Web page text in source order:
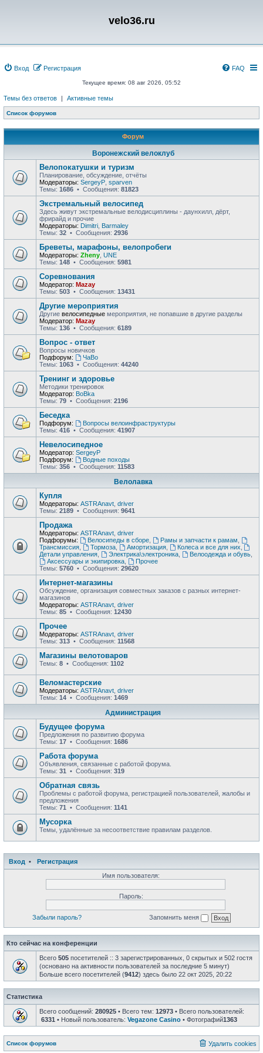
velo36.ru
Вход Регистрация FAQ
Текущее время: 08 авг 2026, 05:52
Темы без ответов | Активные темы
Список форумов
Форум
Воронежский велоклуб
Велопокатушки и туризм
Планирование, обсуждение, отчёты
Модераторы: SergeyP sparven
Темы: 1686 • Сообщения: 81823
Экстремальный велосипед
Здесь живут экстремальные велодисциплины - даунхилл, дёрт,
фрирайд и прочие
Модераторы: Dimitri Barmaley
Темы: 32 • Сообщения: 2936
Бреветы, марафоны, велопробеги
Модераторы: Zheny UNE
Темы: 148 • Сообщения: 5981
Соревнования
Модератор: Mazay
Темы: 503 • Сообщения: 13431
Другие мероприятия
Другие велосипедные мероприятия, не попавшие в другие разделы
Модератор: Mazay
Темы: 136 • Сообщения: 6189
Вопрос - ответ
Вопросы новичков
Подфорум:
ЧаВо
Темы: 1063 • Сообщения: 44240
Тренинг и здоровье
Методики тренировок
Модератор: BoBka
Темы: 79 • Сообщения: 2196
Беседка
Подфорум:
Вопросы велоинфраструктуры
Темы: 416 • Сообщения: 41907
Невелосипедное
Модератор: SergeyP
Подфорум:
Водные походы
Темы: 356 • Сообщения: 11583
Велолавка
Купля
Модераторы: ASTRAnavt driver
Темы: 2189 • Сообщения: 9641
Продажа
Модераторы: ASTRAnavt driver
Подфорумы:
Велосипеды в сборе, Рамы и запчасти к рамам
Трансмиссия
Тормоза, Амортизация, Колеса и все для них
Детали управления
Электрика\электроника, Велоодежда и обувь,
Аксессуары и экипировка,
Прочее
Темы: 5760 • Сообщения: 29620
Интернет-магазины
Обсуждение, организация совместных заказов с разных интернет-
магазинов
Модераторы: ASTRAnavt driver
Темы: 85 • Сообщения: 12430
Прочее
Модераторы: ASTRAnavt driver
Темы: 313 • Сообщения: 11568
Магазины велотоваров
Темы: 8 • Сообщения: 1102
Веломастерские
Модераторы: ASTRAnavt driver
Темы: 14 • Сообщения: 1469
Администрация
Будущее форума
Предложения по развитию форума
Темы: 17 • Сообщения: 1686
Работа форума
Объявления, связанные с работой форума.
Темы: 31 • Сообщения: 319
Обратная связь
Проблемы с работой форума, регистрацией пользователей, жалобы и
предложения
Темы: 71 • Сообщения: 1141
Мусорка
Темы, удалённые за несоответствие правилам разделов.
Вход •
Регистрация
Имя пользователя:
Пароль:
Забыли пароль? Запомнить меня
Кто сейчас на конференции
Всего 505 посетителей :: 3 зарегистрированных, 0 скрытых и 502 гостя
(основано на активности пользователей за последние 5 минут)
Больше всего посетителей (9412) здесь было 22 окт 2025, 20:22
Статистика
Всего сообщений: 280925 • Всего тем: 12973 • Всего пользователей:
6331 • Новый пользователь: Vegazone Casino • Фотографий1363
Список форумов Удалить cookies